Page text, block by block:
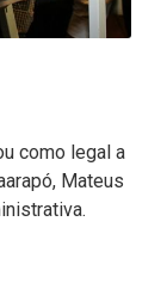
como legal a
Mateus